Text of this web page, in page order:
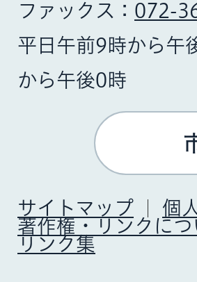
ファックス： 072-
平日午前9時から午
から午後0時
サイトマップ
個
著作権・リンクにつ
リンク集